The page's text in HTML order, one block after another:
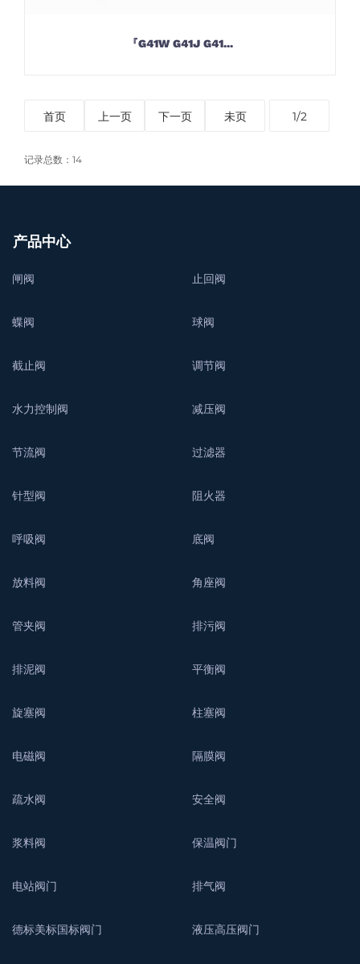
『G41W G41J G41...
首页 上一页 下一页 未页 1/2
记录总数：14
产品中心
闸阀 止回阀
蝶阀 球阀
截止阀 调节阀
水力控制阀 减压阀
节流阀 过滤器
针型阀 阻火器
呼吸阀 底阀
放料阀 角座阀
管夹阀 排污阀
排泥阀 平衡阀
旋塞阀 柱塞阀
电磁阀 隔膜阀
疏水阀 安全阀
浆料阀 保温阀门
电站阀门 排气阀
德标美标国标阀门 液压高压阀门